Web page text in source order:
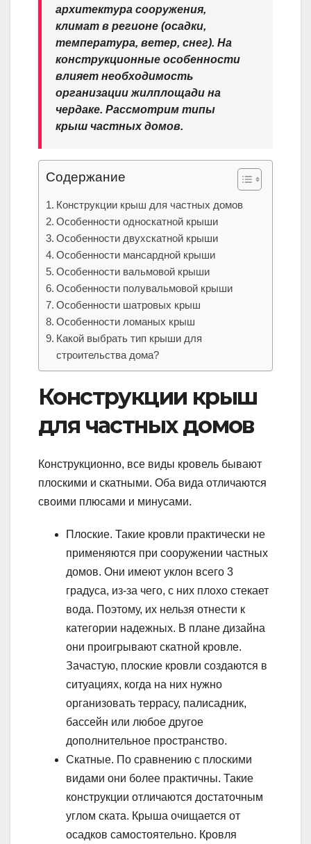
архитектура сооружения,
климат в регионе (осадки,
температура, ветер, снег). На
конструкционные особенности
влияет необходимость
организации жилплощади на
чердаке. Рассмотрим типы
крыш частных домов.
Содержание
Конструкции крыш для частных домов
Особенности односкатной крыши
Особенности двухскатной крыши
Особенности мансардной крыши
Особенности вальмовой крыши
Особенности полувальмовой крыши
Особенности шатровых крыш
Особенности ломаных крыш
Какой выбрать тип крыши для
строительства дома?
Конструкции крыш
для частных домов
Конструкционно, все виды кровель бывают
плоскими и скатными. Оба вида отличаются
своими плюсами и минусами.
Плоские. Такие кровли практически не
применяются при сооружении частных
домов. Они имеют уклон всего 3
градуса, из-за чего, с них плохо стекает
вода. Поэтому, их нельзя отнести к
категории надежных. В плане дизайна
они проигрывают скатной кровле.
Зачастую, плоские кровли создаются в
ситуациях, когда на них нужно
организовать террасу, палисадник,
бассейн или любое другое
дополнительное пространство.
Скатные. По сравнению с плоскими
видами они более практичны. Такие
конструкции отличаются достаточным
углом ската. Крыша очищается от
осадков самостоятельно. Кровля